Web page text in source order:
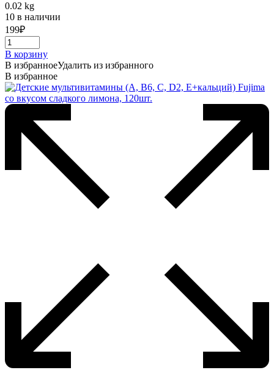
0.02 kg
10 в наличии
199₽
В корзину
В избранноеУдалить из избранного
В избранное